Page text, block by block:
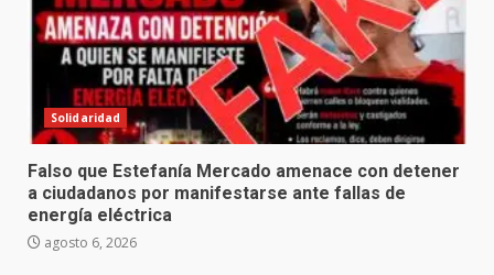
Solidaridad
Falso que Estefanía Mercado amenace con detener
a ciudadanos por manifestarse ante fallas de
energía eléctrica
agosto 6, 2026